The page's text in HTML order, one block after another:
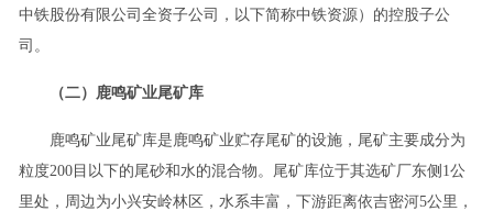
中铁股份有限公司全资子公司，以下简称中铁资源）的控股子公
司。
（二）鹿鸣矿业尾矿库
鹿鸣矿业尾矿库是鹿鸣矿业贮存尾矿的设施，尾矿主要成分为
粒度200目以下的尾砂和水的混合物。尾矿库位于其选矿厂东侧1公
里处，周边为小兴安岭林区，水系丰富，下游距离依吉密河5公里，